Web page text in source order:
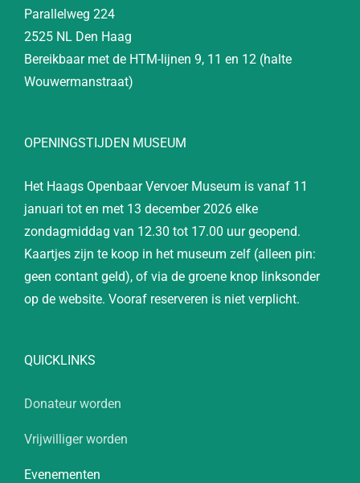
Parallelweg 224
2525 NL Den Haag
Bereikbaar met de HTM-lijnen 9, 11 en 12 (halte
Wouwermanstraat)
OPENINGSTIJDEN MUSEUM
Het Haags Openbaar Vervoer Museum is vanaf 11
januari tot en met 13 december 2026 elke
zondagmiddag van 12.30 tot 17.00 uur geopend.
Kaartjes zijn te koop in het museum zelf (alleen pin:
geen contant geld), of via de groene knop linksonder
op de website. Vooraf reserveren is niet verplicht.
QUICKLINKS
Donateur worden
Vrijwilliger worden
Evenementen